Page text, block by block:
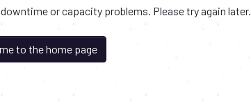
or capacity problems. Please try again later.
to the home page